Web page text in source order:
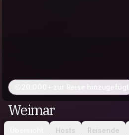
20.000+ zur Reise hinzugefügt
Weimar
Hosts Reisende